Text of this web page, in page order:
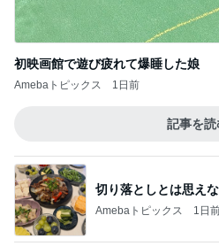
初映画館で遊び疲れて爆睡した娘
Amebaトピックス 1日前
記事を読
切り落としとは思え
Amebaトピックス 1日